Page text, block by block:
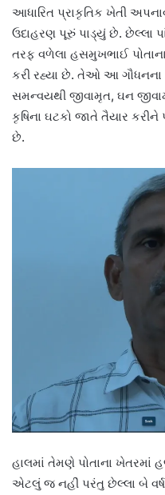
આધારિત પ્રાકૃતિક ખેતી
ઉદાહરણ પૂરું પાડ્યું છે. છેલ્લા
તરફ વળેલા હસમુખભાઈ
કરી રહ્યા છે. તેઓ આ ગૌધનના
સમન્વયથી જીવામૃત, ઘન
કૃષિના ઘટકો જાતે તૈયાર કરીને
છે.
હાલમાં તેમણે પોતાના ખેતરમાં
એટલું જ નહીં પરંતુ છેલ્લા બે